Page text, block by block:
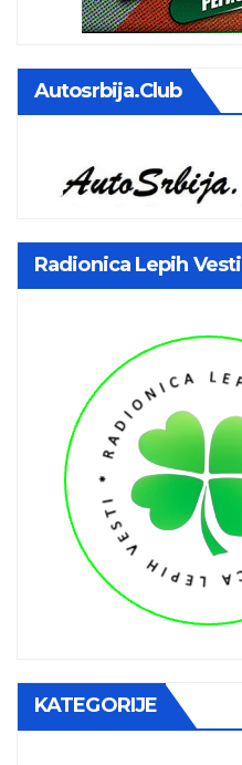
Autosrbija.club
Radionica Lepih Vesti
KATEGORIJE